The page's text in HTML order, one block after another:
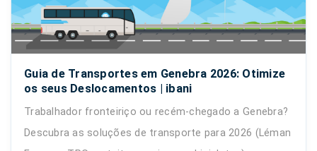
Guia de Transportes em Genebra 2026: Otimize
os seus Deslocamentos | ibani
Trabalhador fronteiriço ou recém-chegado a Genebra?
Descubra as soluções de transporte para 2026 (Léman